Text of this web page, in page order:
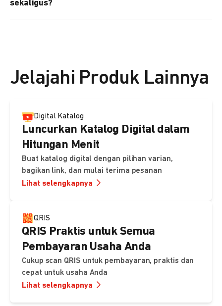
kebutuhan Anda.
sekaligus?
Jelajahi Produk Lainnya
Digital Katalog
Luncurkan Katalog Digital dalam
Hitungan Menit
Buat katalog digital dengan pilihan varian,
bagikan link, dan mulai terima pesanan
Lihat selengkapnya
QRIS
QRIS Praktis untuk Semua
Pembayaran Usaha Anda
Cukup scan QRIS untuk pembayaran, praktis dan
cepat untuk usaha Anda
Lihat selengkapnya